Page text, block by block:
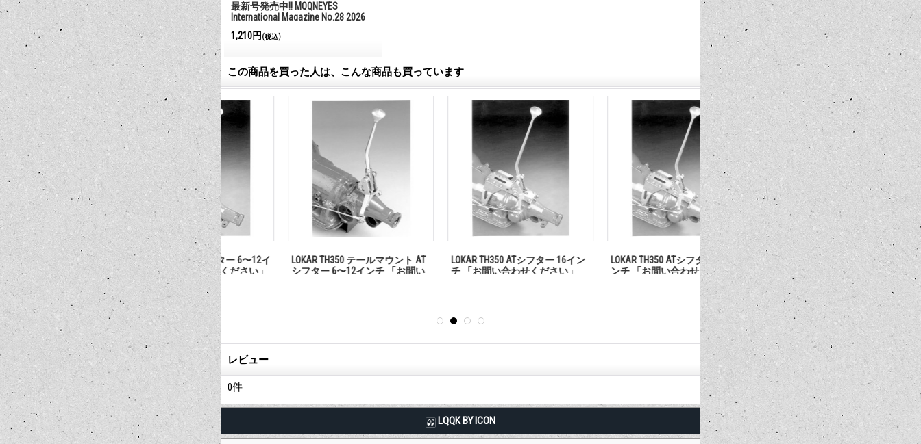
最新号発売中!! MQQNEYES
International Magazine No.28 2026
1,210円 (税込)
この商品を買った人は、こんな商品も買っています
ウント AT
問い合わ
LOKAR TH400 ATシフター 6〜12イ
ンチ 「お問い合わせください」
LOKAR TH350 テールマウント AT
シフター 6〜12インチ 「お問い
LOKAR TH350 ATシフター 16イン
チ 「お問い合わせください」
LOKAR TH350 ATシフター 6〜12イ
ンチ 「お問い合わせください
LOKAR TH400 テールマウント AT
シフター 6〜12インチ 「お問い
合わせください」
LOKAR
シフター
せください
レビュー
0件
LQQK BY ICON